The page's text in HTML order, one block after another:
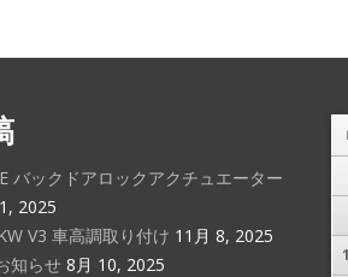
バックドアロックアクチュエーター
2025
V3 車高調取り付け 11月 8, 2025
知らせ 8月 10, 2025